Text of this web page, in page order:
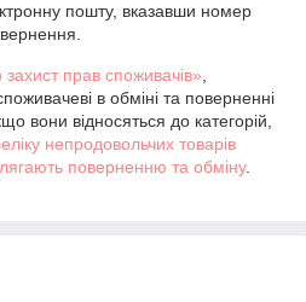
пошту, вказавши номер
прав споживачів»
в обміні та поверненні
вони відносяться до категорій,
непродовольчих товарів
поверненню та обміну.